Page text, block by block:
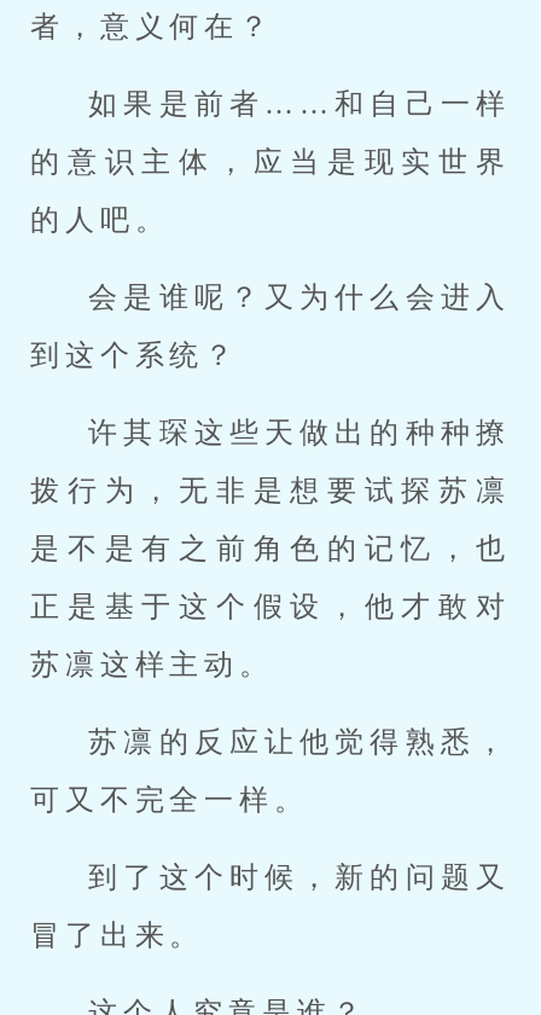
者，意义何在？
如果是前者……和自己一样
的意识主体，应当是现实世界
的人吧。
会是谁呢？又为什么会进入
到这个系统？
许其琛这些天做出的种种撩
拨行为，无非是想要试探苏凛
是不是有之前角色的记忆，也
正是基于这个假设，他才敢对
苏凛这样主动。
苏凛的反应让他觉得熟悉，
可又不完全一样。
到了这个时候，新的问题又
冒了出来。